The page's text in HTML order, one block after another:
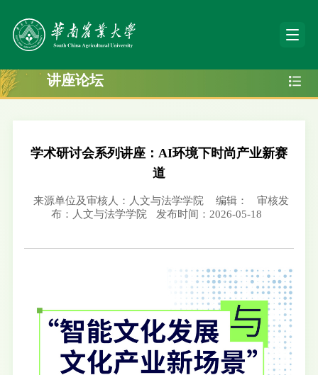
讲座论坛
学术研讨会系列讲座：AI环境下时尚产业新赛
道
来源单位及审核人：人文与法学学院 编辑：
审核发
布：人文与法学学院
发布时间：2026-05-18